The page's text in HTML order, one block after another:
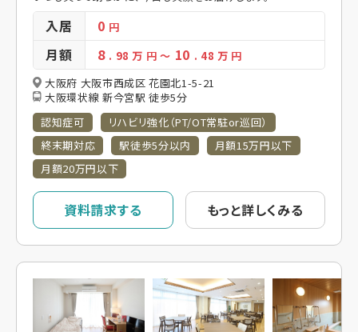
入居 0 円
月額 8 . 98万 円～ 10 . 48万 円
大阪府 大阪市西成区 花園北1-5-21
大阪環状線 新今宮駅 徒歩5分
認知症可
リハビリ強化（PT/OT常駐or巡回）
終末期対応
駅徒歩5分以内
月額15万円以下
月額20万円以下
資料請求する もっと詳しくみる